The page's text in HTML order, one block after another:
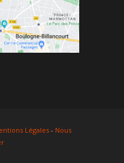
Légales- Nous